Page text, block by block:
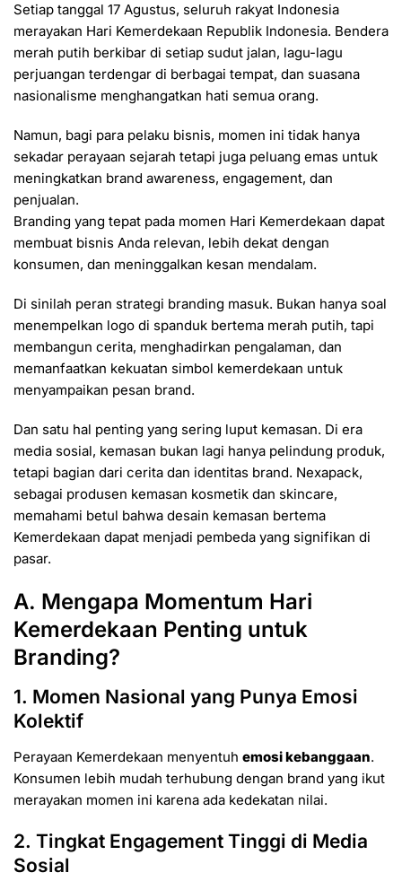
Setiap tanggal 17 Agustus, seluruh rakyat Indonesia
merayakan Hari Kemerdekaan Republik Indonesia. Bendera
merah putih berkibar di setiap sudut jalan, lagu-lagu
perjuangan terdengar di berbagai tempat, dan suasana
nasionalisme menghangatkan hati semua orang.
Namun, bagi para pelaku bisnis, momen ini tidak hanya
sekadar perayaan sejarah tetapi juga peluang emas untuk
meningkatkan brand awareness, engagement, dan
penjualan.
Branding yang tepat pada momen Hari Kemerdekaan dapat
membuat bisnis Anda relevan, lebih dekat dengan
konsumen, dan meninggalkan kesan mendalam.
Di sinilah peran strategi branding masuk. Bukan hanya soal
menempelkan logo di spanduk bertema merah putih, tapi
membangun cerita, menghadirkan pengalaman, dan
memanfaatkan kekuatan simbol kemerdekaan untuk
menyampaikan pesan brand.
Dan satu hal penting yang sering luput kemasan. Di era
media sosial, kemasan bukan lagi hanya pelindung produk,
tetapi bagian dari cerita dan identitas brand. Nexapack,
sebagai produsen kemasan kosmetik dan skincare,
memahami betul bahwa desain kemasan bertema
Kemerdekaan dapat menjadi pembeda yang signifikan di
pasar.
A. Mengapa Momentum Hari
Kemerdekaan Penting untuk
Branding?
1. Momen Nasional yang Punya Emosi
Kolektif
Perayaan Kemerdekaan menyentuh emosi kebanggaan.
Konsumen lebih mudah terhubung dengan brand yang ikut
merayakan momen ini karena ada kedekatan nilai.
2. Tingkat Engagement Tinggi di Media
Sosial